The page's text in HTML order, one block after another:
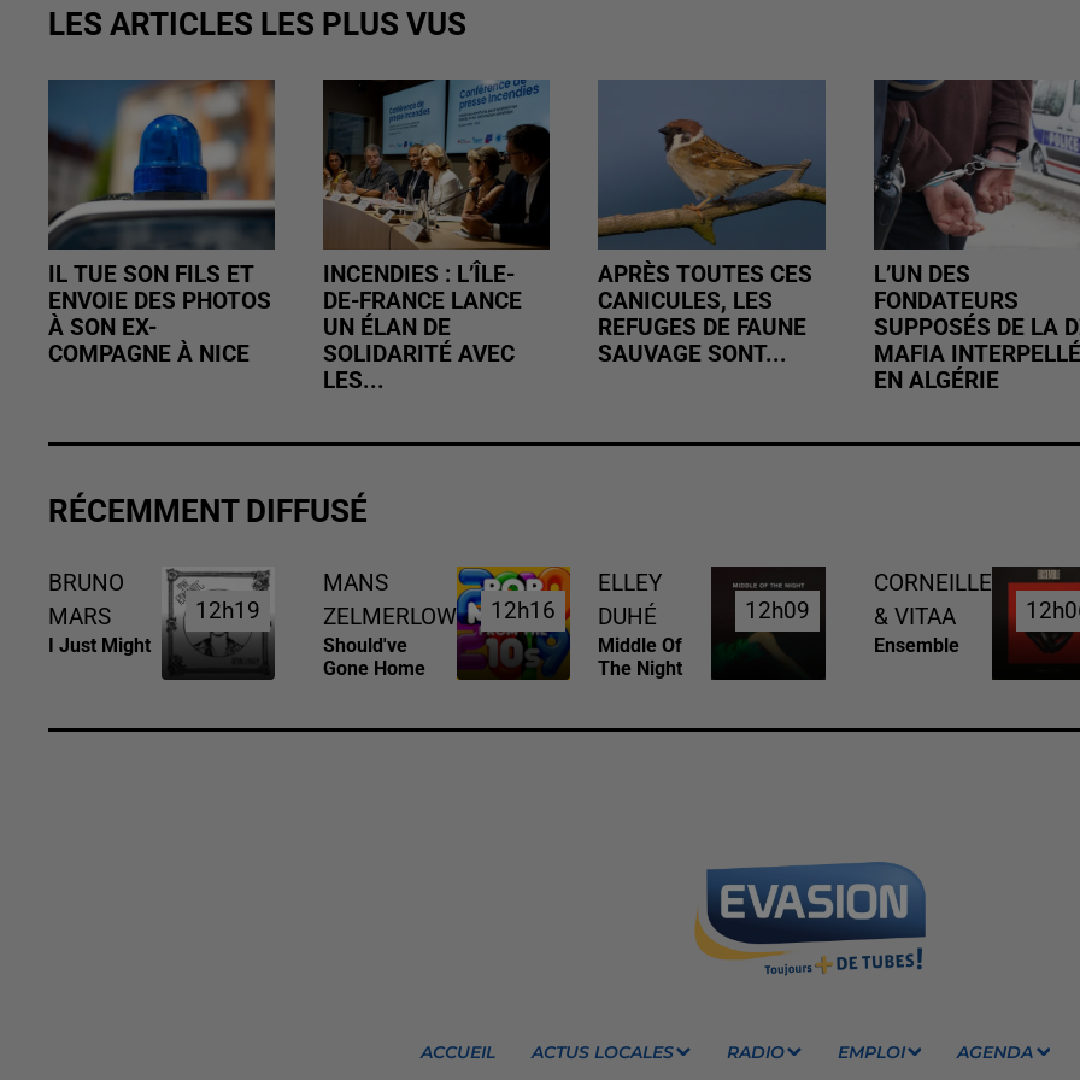
LES ARTICLES LES PLUS VUS
IL TUE SON FILS ET
ENVOIE DES PHOTOS
À SON EX-
COMPAGNE À NICE
INCENDIES : L’ÎLE-
DE-FRANCE LANCE
UN ÉLAN DE
SOLIDARITÉ AVEC
LES...
APRÈS TOUTES CES
CANICULES, LES
REFUGES DE FAUNE
SAUVAGE SONT...
L’UN DES
FONDATEURS
SUPPOSÉS DE LA
MAFIA INTERPELLÉ
EN ALGÉRIE
RÉCEMMENT DIFFUSÉ
BRUNO
MARS
I Just Might
12h19
12h19
MANS
ZELMERLOW
Should've
Gone Home
12h16
12h16
ELLEY
DUHÉ
Middle Of
The Night
12h09
12h09
CORNEILLE
& VITAA
Ensemble
ACCUEIL ACTUS LOCALES RADIO EMPLOI AGENDA